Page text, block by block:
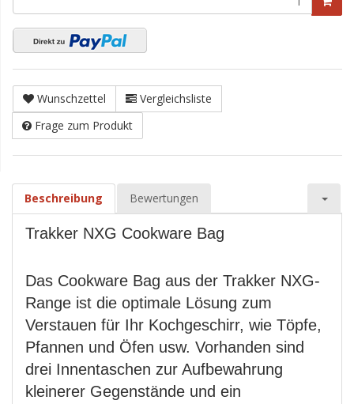
Wunschzettel
Vergleichsliste
Frage zum Produkt
Beschreibung Bewertungen
Trakker NXG Cookware Bag
Das Cookware Bag aus der Trakker NXG-
Range ist die optimale Lösung zum
Verstauen für Ihr Kochgeschirr, wie Töpfe,
Pfannen und Öfen usw. Vorhanden sind
drei Innentaschen zur Aufbewahrung
kleinerer Gegenstände und ein